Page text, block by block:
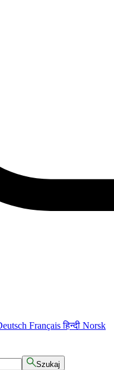
Françaisहिन्दी Norsk
Szukaj